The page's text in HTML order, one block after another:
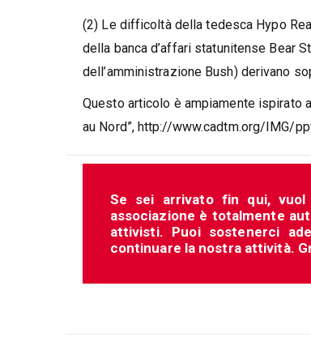
(2) Le difficoltà della tedesca Hypo
della banca d’affari statunitense Bear
dell’amministrazione Bush) derivano
Questo articolo è ampiamente ispirato
au Nord”, http://www.cadtm.org/IMG/
Se sei arrivato fin qui,
associazione è totalmente
attivisti. Puoi sostenerci
continuare la nostra attività.